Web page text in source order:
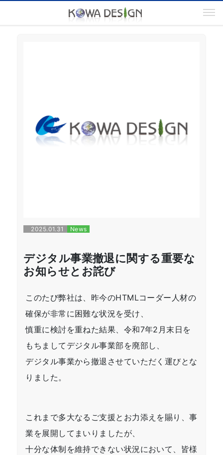
話
番
2025.01.31 News
デジタル事業撤退に関する重要な
お知らせとお詫び
このたび弊社は、昨今のHTMLコーダー人材の
確保が非常に困難な状況を受け、
慎重に検討を重ねた結果、令和7年2月末日を
もちましてデジタル事業部を廃部し、
デジタル事業から撤退させていただく運びとな
りました。
これまで多大なるご支援とお力添えを賜り、事
業を展開してまいりましたが、
十分な体制を維持できない状況において、皆様